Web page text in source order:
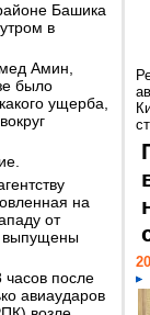
Башика
в
Амин,
было
ущерба,
на
от
выпущены
после
авиаударов